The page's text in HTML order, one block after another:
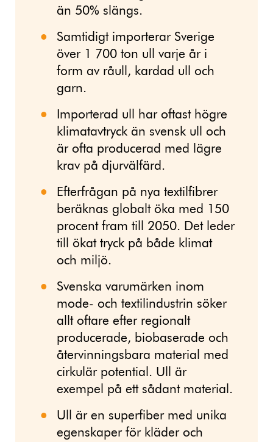
än 50% slängs.
Samtidigt importerar Sverige
över 1 700 ton ull varje år i
form av råull, kardad ull och
garn.
Importerad ull har oftast högre
klimatavtryck än svensk ull och
är ofta producerad med lägre
krav på djurvälfärd.
Efterfrågan på nya textilfibrer
beräknas globalt öka med 150
procent fram till 2050. Det leder
till ökat tryck på både klimat
och miljö.
Svenska varumärken inom
mode- och textilindustrin söker
allt oftare efter regionalt
producerade, biobaserade och
återvinningsbara material med
cirkulär potential. Ull är
exempel på ett sådant material.
Ull är en superfiber med unika
egenskaper för kläder och